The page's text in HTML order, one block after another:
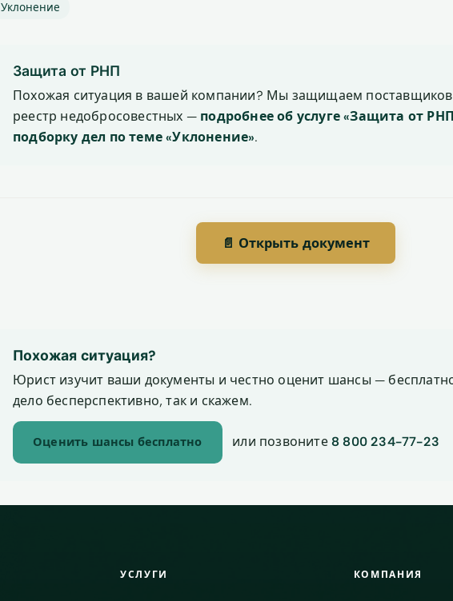
Уклонение
Защита от РНП
Похожая ситуация в вашей компании? Мы защищаем поставщиков
реестр недобросовестных — подробнее об услуге «Защита от
подборку дел по теме «Уклонение».
📄 Открыть документ
Похожая ситуация?
Юрист изучит ваши документы и честно оценит шансы —
дело бесперспективно, так и скажем.
Оценить шансы бесплатно или позвоните8 800 234-77-23
УСЛУГИ КОМПАНИЯ